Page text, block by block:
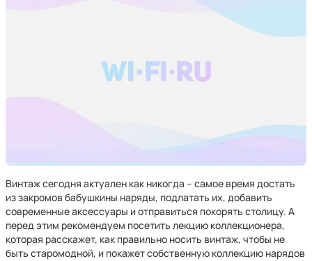
Винтаж сегодня актуален как никогда – самое время достать
из закромов бабушкины наряды, подлатать их, добавить
современные аксессуары и отправиться покорять столицу. А
перед этим рекомендуем посетить лекцию коллекционера,
которая расскажет, как правильно носить винтаж, чтобы не
быть старомодной, и покажет собственную коллекцию нарядов